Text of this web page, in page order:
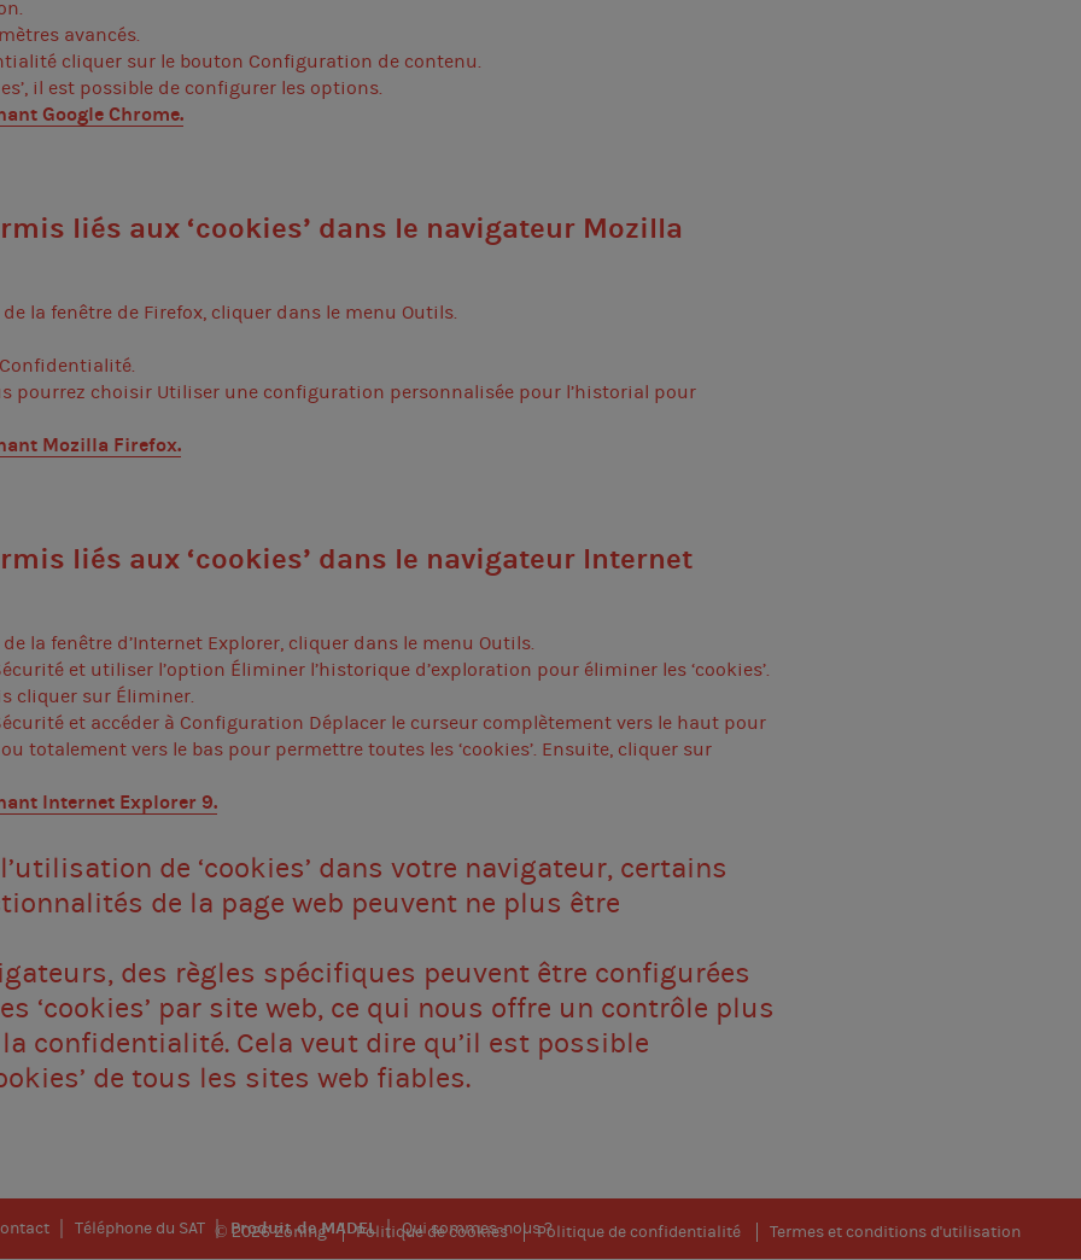
avancés.
cliquer sur le bouton Configuration de contenu.
il est possible de configurer les options.
Google Chrome.
liés aux ‘cookies’ dans le navigateur Mozilla
la fenêtre de Firefox, cliquer dans le menu Outils.
pourrez choisir Utiliser une configuration personnalisée pour l’historial pour
Mozilla Firefox.
liés aux ‘cookies’ dans le navigateur Internet
la fenêtre d’Internet Explorer, cliquer dans le menu Outils.
et utiliser l’option Éliminer l’historique d’exploration pour éliminer les ‘cookies’.
cliquer sur Éliminer.
et accéder à Configuration Déplacer le curseur complètement vers le haut pour
ou totalement vers le bas pour permettre toutes les ‘cookies’. Ensuite, cliquer sur
Internet Explorer 9.
de ‘cookies’ dans votre navigateur, certains
de la page web peuvent ne plus être
des règles spécifiques peuvent être configurées
‘cookies’ par site web, ce qui nous offre un contrôle plus
confidentialité. Cela veut dire qu’il est possible
de tous les sites web fiables.
Téléphone du SAT Produit de MADEL Qui sommes-nous ?
© 2026 Zoning Politique de cookies Politique de confidentialité Termes et conditions d'utilisation